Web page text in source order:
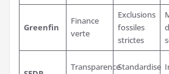
Greenfin
Finance
verte
Exclusions
fossiles
strictes
TransparenceStandardise